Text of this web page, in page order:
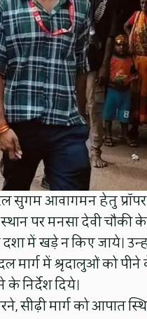
सुगम आवागमन हेतु प्रॉपर
पर मनसा देवी चौकी के
दशा में खडे़ न किए जाये।
मार्ग में श्रृदालुओं को
निर्देश दिये।
सीढ़ी मार्ग को आपात